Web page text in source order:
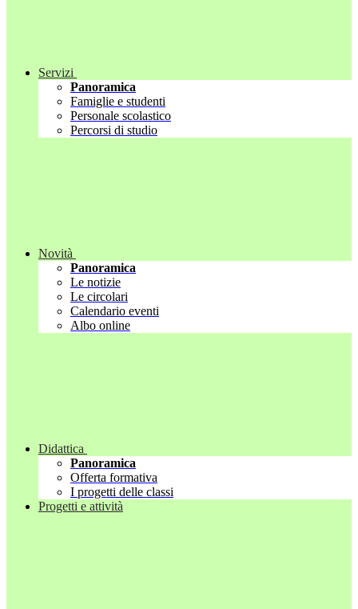
Servizi
Panoramica
Famiglie e studenti
Personale scolastico
Percorsi di studio
Novità
Panoramica
Le notizie
Le circolari
Calendario eventi
Albo online
Didattica
Panoramica
Offerta formativa
I progetti delle classi
Progetti e attività